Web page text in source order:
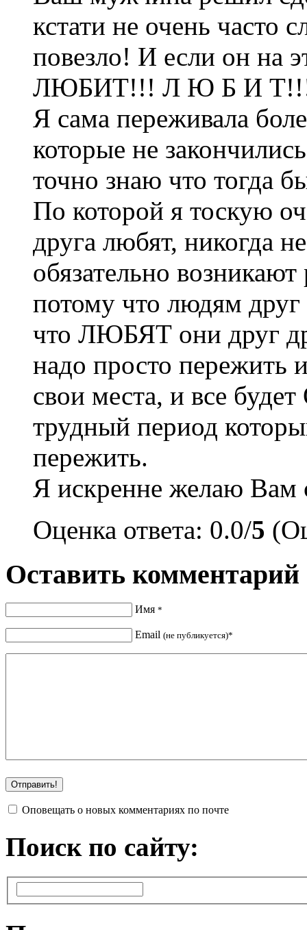
кстати не очень часто
повезло! И если он на
ЛЮБИТ!!! Л Ю Б И
Я сама переживала
которые не
точно знаю что
По которой я тоскую
друга любят, никогда
обязательно
потому что людям друг
что ЛЮБЯТ они друг
надо просто пережить
свои места, и все
трудный период
пережить.
Я искренне желаю Вам
Оценка ответа: 0.0/5
Оставить комментарий
Имя *
Email (не публикуется)*
Оповещать о новых комментариях по почте
Поиск по сайту: